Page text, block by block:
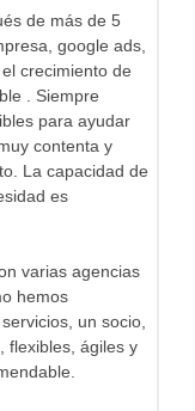
de más de 5
google ads,
crecimiento de
. Siempre
para ayudar
contenta y
La capacidad de
es
varias agencias
hemos
un socio,
flexibles, ágiles y